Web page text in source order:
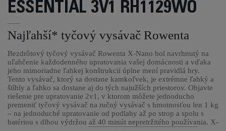
ESSENTIAL 3V1 RH1129WO
Najľahší* tyčový vysávač Rowenta
Bezdrôtový tyčový vysávač Rowenta X-Nano bol navrhnutý na
uľahčenie každodenného upratovania vašej domácnosti a vďaka
jeho mimoriadne ľahkej konštrukcii úplne mení pravidlá hry.
Tento vysávač, ktorý sa dostane kamkoľvek, je extrémne ľahký a
štíhly a ľahko sa dostane aj do tých najužších priestorov. Objavte
riešenie pre upratovanie 2v1, v ktorom môžete jednoducho
premeniť tyčový vysávač na ručný vysávač s hmotnosťou len 1 kg
– na jednoduché upratovanie od podlahy až po strop a spolu s
batériou s dlhou výdržou až 40 minút nepretržitého používania. X-